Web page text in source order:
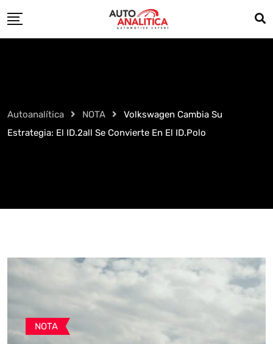
to
Autoanalítica NOTA
Volkswagen Cambia Su
Estrategia: El ID.2all Se Convierte En El ID.Polo
NOTA